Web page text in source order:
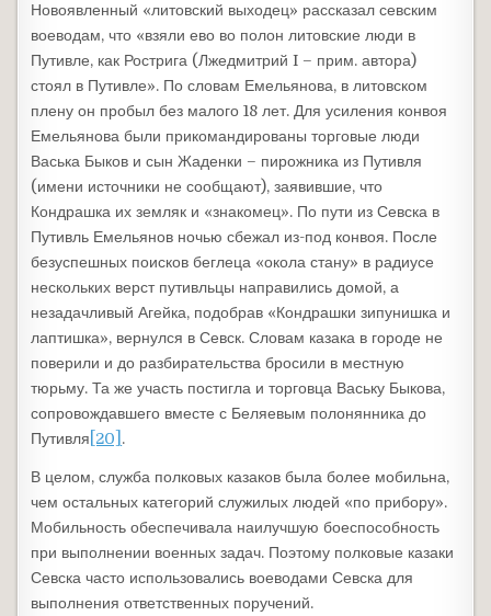
Новоявленный «литовский выходец» рассказал севским
воеводам, что «взяли ево во полон литовские люди в
Путивле, как Рострига (Лжедмитрий I – прим. автора)
стоял в Путивле». По словам Емельянова, в литовском
плену он пробыл без малого 18 лет. Для усиления конвоя
Емельянова были прикомандированы торговые люди
Васька Быков и сын Жаденки – пирожника из Путивля
(имени источники не сообщают), заявившие, что
Кондрашка их земляк и «знакомец». По пути из Севска в
Путивль Емельянов ночью сбежал из-под конвоя. После
безуспешных поисков беглеца «окола стану» в радиусе
нескольких верст путивльцы направились домой, а
незадачливый Агейка, подобрав «Кондрашки зипунишка и
лаптишка», вернулся в Севск. Словам казака в городе не
поверили и до разбирательства бросили в местную
тюрьму. Та же участь постигла и торговца Ваську Быкова,
сопровождавшего вместе с Беляевым полонянника до
Путивля [20] .
В целом, служба полковых казаков была более мобильна,
чем остальных категорий служилых людей «по прибору».
Мобильность обеспечивала наилучшую боеспособность
при выполнении военных задач. Поэтому полковые казаки
Севска часто использовались воеводами Севска для
выполнения ответственных поручений.